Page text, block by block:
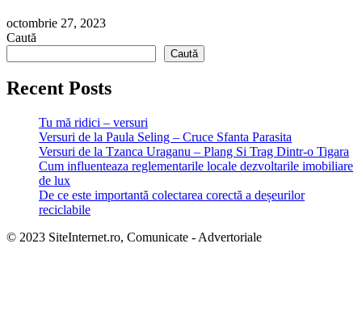
octombrie 27, 2023
Caută
Caută
Recent Posts
Tu mă ridici – versuri
Versuri de la Paula Seling – Cruce Sfanta Parasita
Versuri de la Tzanca Uraganu – Plang Si Trag Dintr-o Tigara
Cum influenteaza reglementarile locale dezvoltarile imobiliare
de lux
De ce este importantă colectarea corectă a deșeurilor
reciclabile
© 2023 SiteInternet.ro, Comunicate - Advertoriale